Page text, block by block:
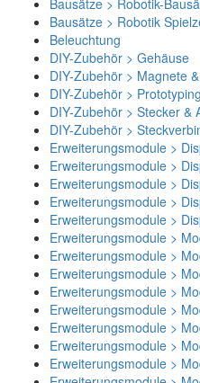
Bausätze > Robotik-
Bausätze > Robotik
Beleuchtung
DIY-Zubehör > Gehäuse
DIY-Zubehör > Magnete
DIY-Zubehör >
DIY-Zubehör > Stecker &
DIY-Zubehör >
Erweiterungsmodule >
Erweiterungsmodule >
Erweiterungsmodule >
Erweiterungsmodule >
Erweiterungsmodule >
Erweiterungsmodule >
Erweiterungsmodule >
Erweiterungsmodule >
Erweiterungsmodule >
Erweiterungsmodule >
Erweiterungsmodule >
Erweiterungsmodule >
Erweiterungsmodule >